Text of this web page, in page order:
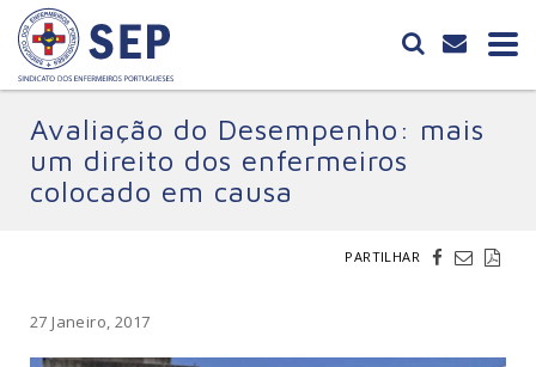
Avaliação do Desempenho: mais
um direito dos enfermeiros
colocado em causa
PARTILHAR
27 Janeiro, 2017